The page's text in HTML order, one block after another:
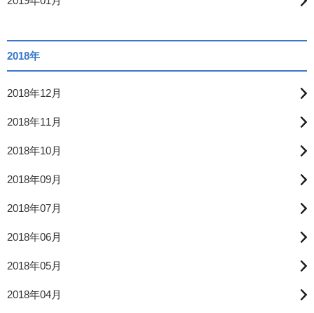
2018年
2018年12月
2018年11月
2018年10月
2018年09月
2018年07月
2018年06月
2018年05月
2018年04月